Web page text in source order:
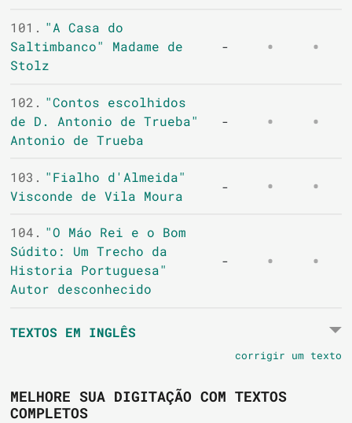
101. "A Casa do
Saltimbanco" Madame de
Stolz
-
102. "Contos escolhidos
de D. Antonio de Trueba"
Antonio de Trueba
-
103. "Fialho d'Almeida"
Visconde de Vila Moura
-
104. "O Máo Rei e o Bom
Súdito: Um Trecho da
Historia Portuguesa"
Autor desconhecido
-
TEXTOS EM INGLÊS
corrigir um texto
MELHORE SUA DIGITAÇÃO COM TEXTOS
COMPLETOS